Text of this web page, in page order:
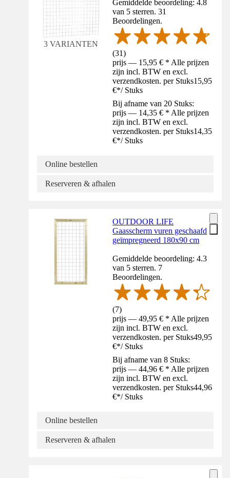
3 VARIANTEN
Gemiddelde beoordeling: 4.8
van 5 sterren. 31
Beoordelingen.
(31)
prijs — 15,95 € * Alle prijzen
zijn incl. BTW en excl.
verzendkosten. per Stuks15,95
€*/ Stuks
Bij afname van 20 Stuks:
prijs — 14,35 € * Alle prijzen
zijn incl. BTW en excl.
verzendkosten. per Stuks14,35
€*/ Stuks
Online bestellen
Reserveren & afhalen
OUTDOOR LIFE
Gaasscherm vuren geschaafd
geïmpregneerd 180x90 cm
Gemiddelde beoordeling: 4.3
van 5 sterren. 7
Beoordelingen.
(7)
prijs — 49,95 € * Alle prijzen
zijn incl. BTW en excl.
verzendkosten. per Stuks49,95
€*/ Stuks
Bij afname van 8 Stuks:
prijs — 44,96 € * Alle prijzen
zijn incl. BTW en excl.
verzendkosten. per Stuks44,96
€*/ Stuks
Online bestellen
Reserveren & afhalen